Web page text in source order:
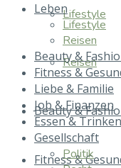
Lifestyle
Reisen
Beauty &
Fitness &
Leben
Lifestyle
Reisen
Beauty &
Fitness &
Liebe & Familie
Job & Finanzen
Essen & Trinken
Gesellschaft
Politik